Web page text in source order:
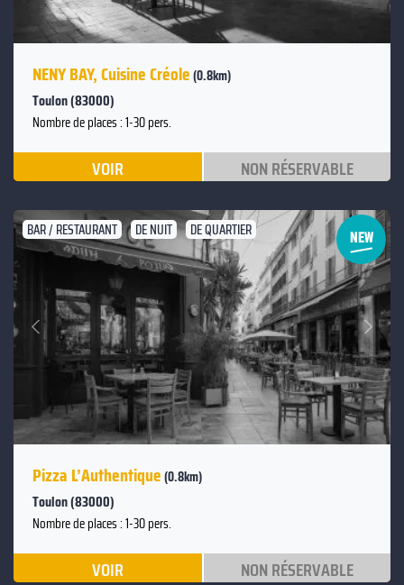
NENY BAY, Cuisine Créole(0.8km)
Toulon (83000)
Nombre de places : 1-30 pers.
VOIR NON RÉSERVABLE
BAR / RESTAURANT DE NUIT DE QUARTIER
Précédent
Suivant
Pizza L’Authentique(0.8km)
Toulon (83000)
Nombre de places : 1-30 pers.
VOIR NON RÉSERVABLE